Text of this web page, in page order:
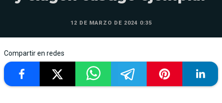
12 DE MARZO DE 2024 0:35
Compartir en redes